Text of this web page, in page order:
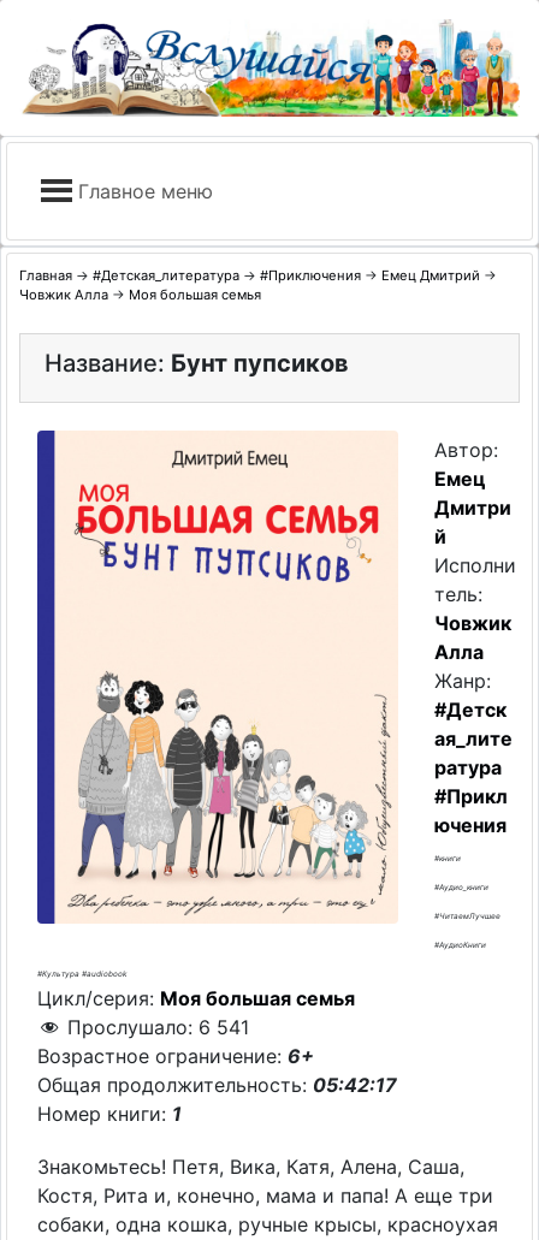
content
Главное меню
Главная → #Детская_литература → #Приключения → Емец Дмитрий →
Човжик Алла → Моя большая семья
Название: Бунт пупсиков
Автор:
Емец
Дмитри
й
Исполни
тель:
Човжик
Алла
Жанр:
#Детск
ая_лите
ратура
#Прикл
ючения
#книги
#Аудио_книги
#ЧитаемЛучшее
#АудиоКниги
#Культура #audiobook
Цикл/серия: Моя большая семья
Прослушало: 6 541
Возрастное ограничение: 6+
Общая продолжительность: 05:42:17
Номер книги: 1
Знакомьтесь! Петя, Вика, Катя, Алена, Саша,
Костя, Рита и, конечно, мама и папа! А еще три
собаки, одна кошка, ручные крысы, красноухая